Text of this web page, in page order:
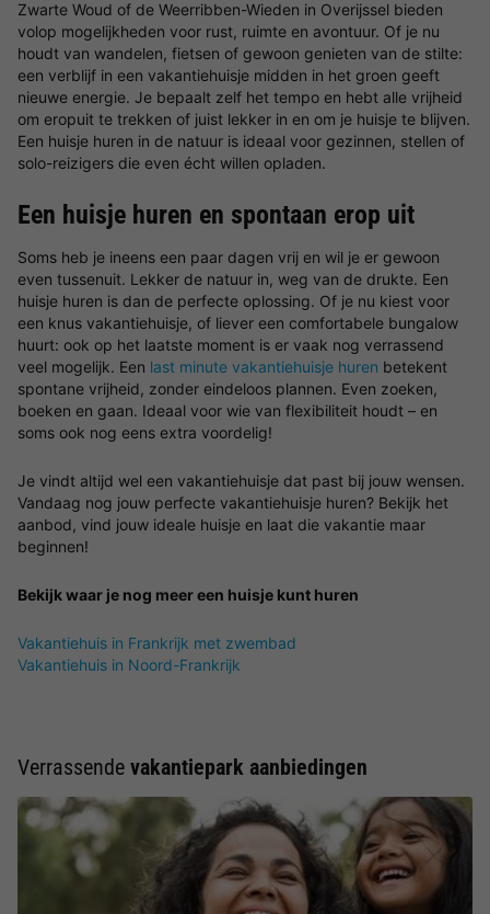
Zwarte Woud of de Weerribben-Wieden in Overijssel bieden
volop mogelijkheden voor rust, ruimte en avontuur. Of je nu
houdt van wandelen, fietsen of gewoon genieten van de stilte:
een verblijf in een vakantiehuisje midden in het groen geeft
nieuwe energie. Je bepaalt zelf het tempo en hebt alle vrijheid
om eropuit te trekken of juist lekker in en om je huisje te blijven.
Een huisje huren in de natuur is ideaal voor gezinnen, stellen of
solo-reizigers die even écht willen opladen.
Een huisje huren en spontaan erop uit
Soms heb je ineens een paar dagen vrij en wil je er gewoon
even tussenuit. Lekker de natuur in, weg van de drukte. Een
huisje huren is dan de perfecte oplossing. Of je nu kiest voor
een knus vakantiehuisje, of liever een comfortabele bungalow
huurt: ook op het laatste moment is er vaak nog verrassend
veel mogelijk. Een last minute vakantiehuisje huren betekent
spontane vrijheid, zonder eindeloos plannen. Even zoeken,
boeken en gaan. Ideaal voor wie van flexibiliteit houdt – en
soms ook nog eens extra voordelig!
Je vindt altijd wel een vakantiehuisje dat past bij jouw wensen.
Vandaag nog jouw perfecte vakantiehuisje huren? Bekijk het
aanbod, vind jouw ideale huisje en laat die vakantie maar
beginnen!
Bekijk waar je nog meer een huisje kunt huren
Vakantiehuis in Frankrijk met zwembad
Vakantiehuis in Noord-Frankrijk
Verrassende vakantiepark aanbiedingen